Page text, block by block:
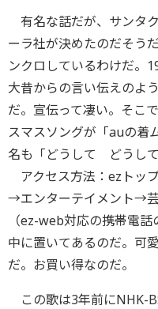
有名な話だが、サンタ
ーラ社が決めたのだそう
ンクロしているわけだ。
大昔からの言い伝えのよ
だ。宣伝って凄い。そこ
スマスソングが「auの着
名も「どうして どうし
アクセス方法：ezトッ
→エンターテイメント→
（ez-web対応の携帯電
中に置いてあるのだ。可
だ。お買い得なのだ。
この歌は3年前にNHK-